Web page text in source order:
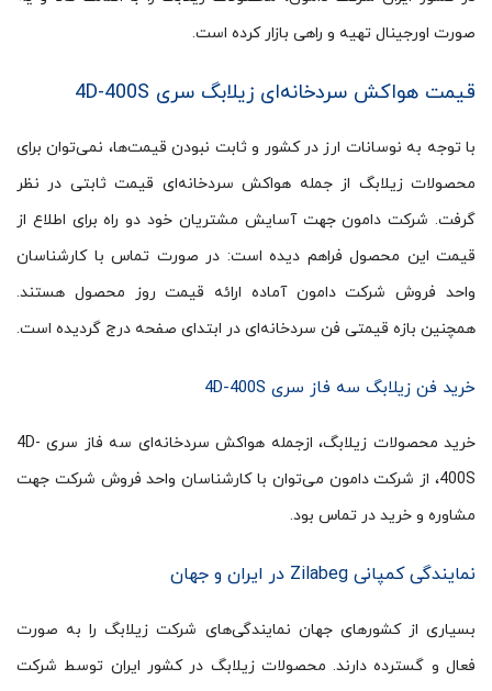
صورت اورجینال تهیه و راهی بازار کرده است.
قیمت هواکش سردخانه‌ای زیلابگ سری 4D-400S
با توجه به نوسانات ارز در کشور و ثابت نبودن قیمت‌ها، نمی‌توان برای
محصولات زیلابگ از جمله هواکش سردخانه‌ای قیمت ثابتی در نظر
گرفت. شرکت دامون جهت آسایش مشتریان خود دو راه برای اطلاع از
قیمت این محصول فراهم دیده است: در صورت تماس با کارشناسان
واحد فروش شرکت دامون آماده ارائه قیمت روز محصول هستند.
همچنین بازه قیمتی فن سردخانه‌ای در ابتدای صفحه درج گردیده است.
خرید فن زیلابگ سه فاز سری 4D-400S
خرید محصولات زیلابگ، ازجمله هواکش سردخانه‌ای سه فاز سری 4D-
400S، از شرکت دامون می‌توان با کارشناسان واحد فروش شرکت جهت
مشاوره و خرید در تماس بود.
نمایندگی کمپانی Zilabeg در ایران و جهان
بسیاری از کشورهای جهان نمایندگی‌های شرکت زیلابگ را به صورت
فعال و گسترده دارند. محصولات زیلابگ در کشور ایران توسط شرکت